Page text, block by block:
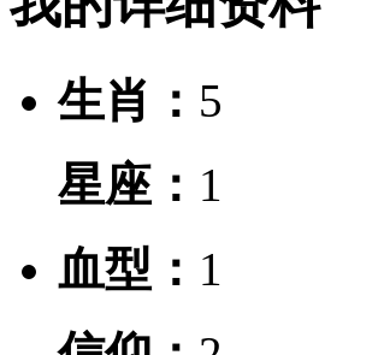
生肖： 5
星座： 1
血型： 1